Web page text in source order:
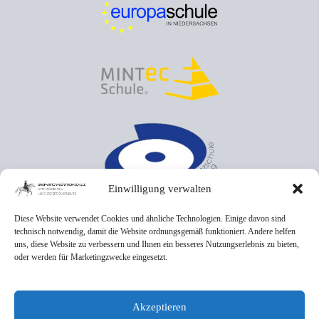
Einwilligung verwalten
Diese Website verwendet Cookies und ähnliche Technologien. Einige davon sind
technisch notwendig, damit die Website ordnungsgemäß funktioniert. Andere helfen
uns, diese Website zu verbessern und Ihnen ein besseres Nutzungserlebnis zu bieten,
oder werden für Marketingzwecke eingesetzt.
Akzeptieren